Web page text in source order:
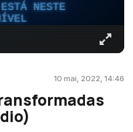
NESTE
10 mai, 2022, 14:46